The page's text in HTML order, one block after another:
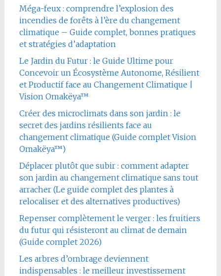
Méga-feux : comprendre l’explosion des
incendies de forêts à l’ère du changement
climatique – Guide complet, bonnes pratiques
et stratégies d’adaptation
Le Jardin du Futur : le Guide Ultime pour
Concevoir un Écosystème Autonome, Résilient
et Productif face au Changement Climatique |
Vision Omakëya™
Créer des microclimats dans son jardin : le
secret des jardins résilients face au
changement climatique (Guide complet Vision
Omakëya™)
Déplacer plutôt que subir : comment adapter
son jardin au changement climatique sans tout
arracher (Le guide complet des plantes à
relocaliser et des alternatives productives)
Repenser complètement le verger : les fruitiers
du futur qui résisteront au climat de demain
(Guide complet 2026)
Les arbres d’ombrage deviennent
indispensables : le meilleur investissement